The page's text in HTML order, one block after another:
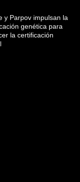
y Parpov impulsan la
genética para
la certificación